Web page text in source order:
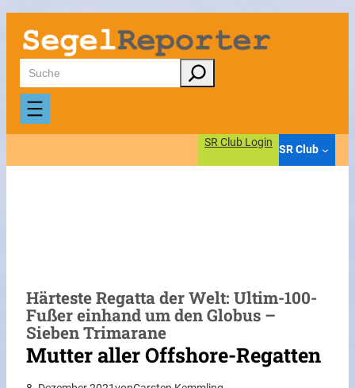
Zum
Inhalt
springen
Suchen
SR Club Login
SR Club
Härteste Regatta der Welt: Ultim-100-
Fußer einhand um den Globus –
Sieben Trimarane
Mutter aller Offshore-Regatten